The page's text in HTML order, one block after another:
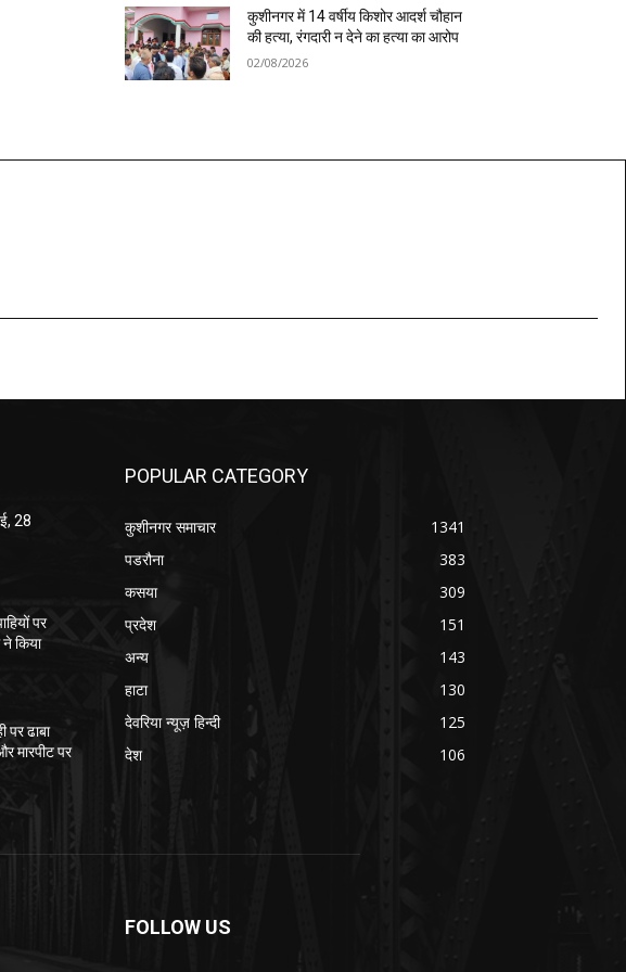
कुशीनगर में 14 वर्षीय किशोर आदर्श चौहान
की हत्या, रंगदारी न देने का हत्या का आरोप
02/08/2026
28
पर
किया
पर ढाबा
मारपीट पर
POPULAR CATEGORY
कुशीनगर समाचार
1341
पडरौना
383
कसया
309
प्रदेश
151
अन्य
143
हाटा
130
देवरिया न्यूज़ हिन्दी
125
देश
106
FOLLOW US